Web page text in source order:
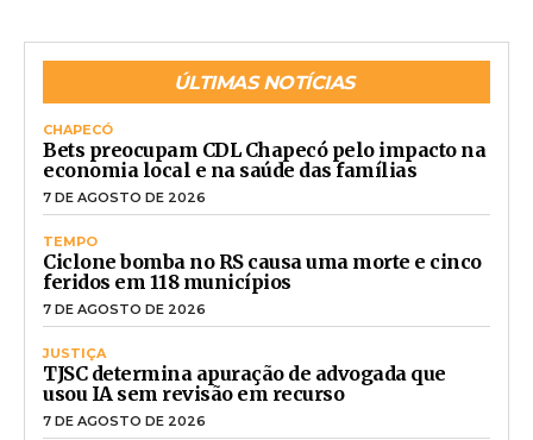
ÚLTIMAS NOTÍCIAS
CHAPECÓ
Bets preocupam CDL Chapecó pelo impacto na
economia local e na saúde das famílias
7 DE AGOSTO DE 2026
TEMPO
Ciclone bomba no RS causa uma morte e cinco
feridos em 118 municípios
7 DE AGOSTO DE 2026
JUSTIÇA
TJSC determina apuração de advogada que
usou IA sem revisão em recurso
7 DE AGOSTO DE 2026